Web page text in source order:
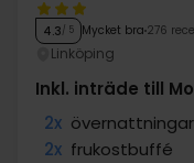
4.3/ 5 Mycket bra 276
Linköping
Inkl. inträde till
2x övernattningar
2x frukostbuffé